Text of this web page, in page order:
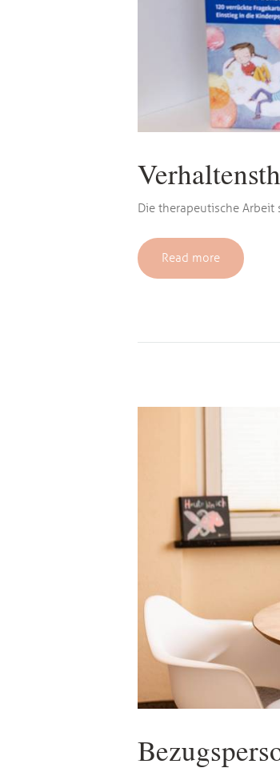
Die therapeutische
Read more